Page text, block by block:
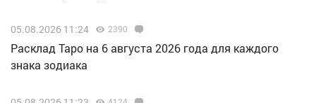
05.08.2026 11:24 2390
Расклад Таро на 6 августа 2026 года для каждого
знака зодиака